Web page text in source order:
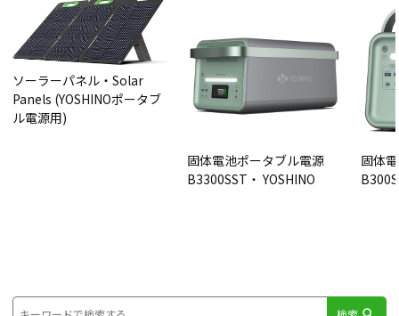
ソーラーパネル・Solar
Panels (YOSHINOポータブ
ル電源用)
固体電池ポータブル電源
B3300SST・ YOSHINO
固体